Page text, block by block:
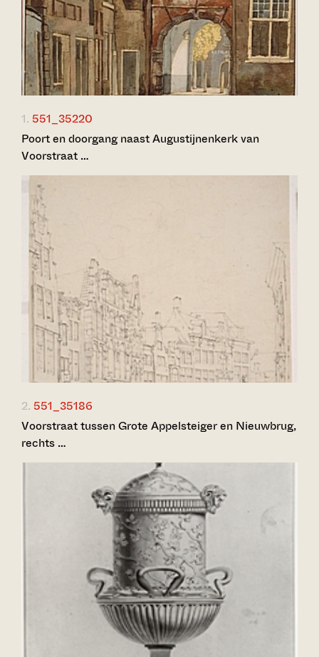
1. 551_35220
Poort en doorgang naast Augustijnenkerk van
Voorstraat …
2. 551_35186
Voorstraat tussen Grote Appelsteiger en Nieuwbrug,
rechts …